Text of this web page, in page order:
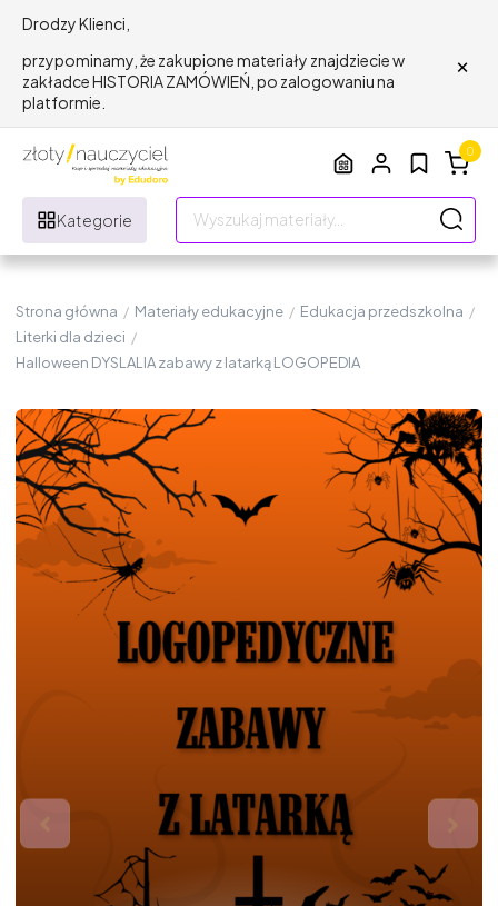
Drodzy Klienci,
przypominamy, że zakupione materiały znajdziecie w
zakładce HISTORIA ZAMÓWIEŃ, po zalogowaniu na
platformie.
×
Kategorie
0
Strona główna / Materiały edukacyjne / Edukacja przedszkolna /
Literki dla dzieci /
Halloween DYSLALIA zabawy z latarką LOGOPEDIA